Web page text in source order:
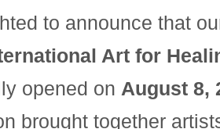
to announce that
Art for
opened on August 8,
brought together